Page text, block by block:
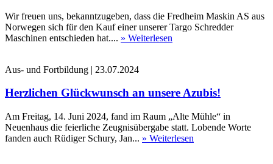
Wir freuen uns, bekanntzugeben, dass die Fredheim Maskin AS aus
Norwegen sich für den Kauf einer unserer Targo Schredder
Maschinen entschieden hat.... » Weiterlesen
Aus- und Fortbildung | 23.07.2024
Herzlichen Glückwunsch an unsere Azubis!
Am Freitag, 14. Juni 2024, fand im Raum „Alte Mühle“ in
Neuenhaus die feierliche Zeugnisübergabe statt. Lobende Worte
fanden auch Rüdiger Schury, Jan... » Weiterlesen